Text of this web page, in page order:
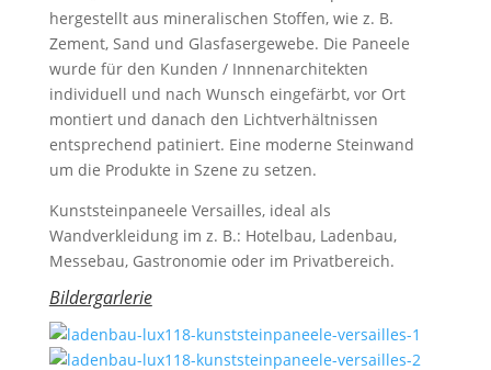
hergestellt aus mineralischen Stoffen, wie z. B.
Zement, Sand und Glasfasergewebe. Die Paneele
wurde für den Kunden / Innnenarchitekten
individuell und nach Wunsch eingefärbt, vor Ort
montiert und danach den Lichtverhältnissen
entsprechend patiniert. Eine moderne Steinwand
um die Produkte in Szene zu setzen.
Kunststeinpaneele Versailles, ideal als
Wandverkleidung im z. B.: Hotelbau, Ladenbau,
Messebau, Gastronomie oder im Privatbereich.
Bildergarlerie